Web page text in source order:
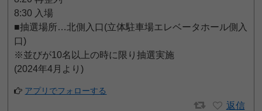
8:30 入場
■抽選場所…北側入口(立体駐車場エレベータホール側入
口)
※並びが10名以上の時に限り抽選実施
(2024年4月より)
アプリでフォローする
返信